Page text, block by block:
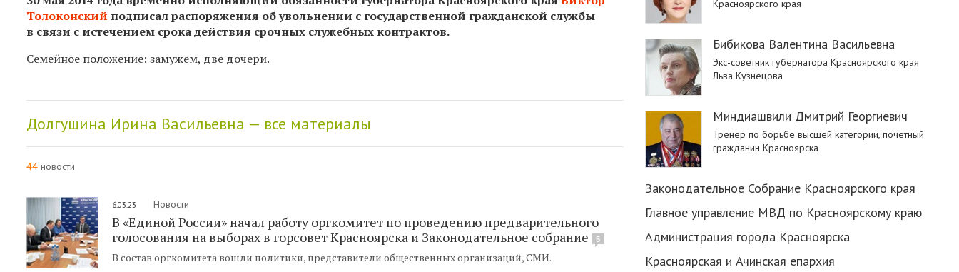
Толоконский подписал распоряжения об увольнении с государственной гражданской службы
в связи с истечением срока действия срочных служебных контрактов.
Семейное положение: замужем, две дочери.
Долгушина Ирина Васильевна — все материалы
44 новости
6.03.23 Новости
В «Единой России» начал работу оргкомитет по проведению предварительного
голосования на выборах в горсовет Красноярска и Законодательное собрание
5
В состав оргкомитета вошли политики, представители общественных организаций, СМИ.
Красноярского края
Бибикова Валентина Васильевна
Экс-советник губернатора Красноярского края
Льва Кузнецова
Миндиашвили Дмитрий Георгиевич
Тренер по борьбе высшей категории, почетный
гражданин Красноярска
Законодательное Собрание Красноярского края
Главное управление МВД по Красноярскому краю
Администрация города Красноярска
Красноярская и Ачинская епархия